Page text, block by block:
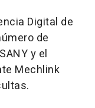
Digital de
de
y el
Mechlink